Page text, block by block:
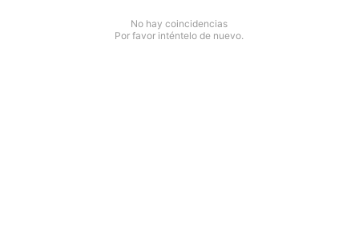
No hay coincidencias
Por favor inténtelo de nuevo.